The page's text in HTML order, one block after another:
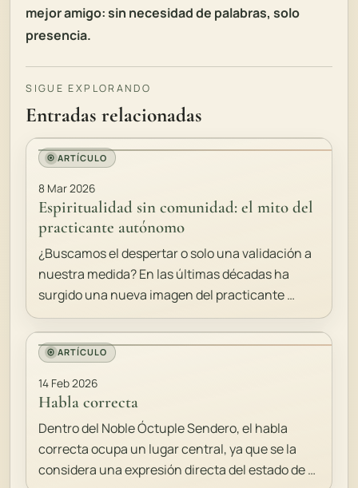
mejor amigo: sin necesidad de palabras, solo
presencia.
SIGUE EXPLORANDO
Entradas relacionadas
ARTÍCULO
8 Mar 2026
Espiritualidad sin comunidad: el mito del
practicante autónomo
¿Buscamos el despertar o solo una validación a
nuestra medida? En las últimas décadas ha
surgido una nueva imagen del practicante …
ARTÍCULO
14 Feb 2026
Habla correcta
Dentro del Noble Óctuple Sendero, el habla
correcta ocupa un lugar central, ya que se la
considera una expresión directa del estado de …